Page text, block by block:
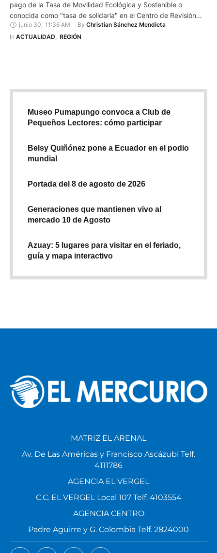
pago de la Tasa de Movilidad Ecológica y Sostenible o
conocida como "tasa de solidaria" en el Centro de Revisión
Técnica Vehicular (CRTV) de Paute. Esta es una tasa anual
que cobra la Prefectura de Azuay y quedó establecida
junio 30 11:36 AM By Christian Sánchez Mendieta
In ACTUALIDAD, REGIÓN
Museo Pumapungo convoca a Club de
Pequeños Lectores: cómo participar
Belsy Quiñónez pone a Ecuador en el podio
mundial
Portada del 8 de agosto de 2026
Generaciones que mantienen vivo al
mercado 10 de Agosto
Azuay: 5 lugares para visitar en el feriado,
guía y mapa interactivo
MATRIZ EL ARENAL
Av. De Las Américas y Francisco Ascázubi Telf.
4111786
AGENCIA EL VERGEL
C.C. EL VERGEL Local 107 Telf. 4103554
AGENCIA CENTRO
Padre Aguirre y G. Colombia Telf. 2824000